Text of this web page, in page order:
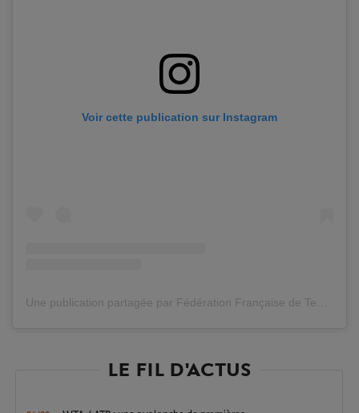
Voir cette publication sur Instagram
LE FIL D'ACTUS